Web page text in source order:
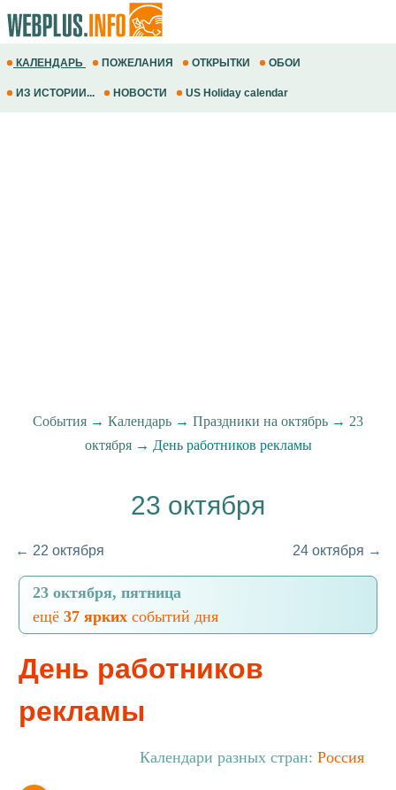
КАЛЕНДАРЬ ПОЖЕЛАНИЯ ОТКРЫТКИ ОБОИ
ИЗ ИСТОРИИ... НОВОСТИ US Holiday calendar
События → Календарь → Праздники на октябрь → 23
октября→ День работников рекламы
23 октября
← 22 октября 24 октября →
23 октября, пятница
ещё 37 ярких событий дня
День работников
рекламы
Календари разных стран: Россия